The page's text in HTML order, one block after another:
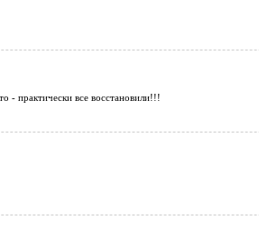
- практически все восстановили!!!